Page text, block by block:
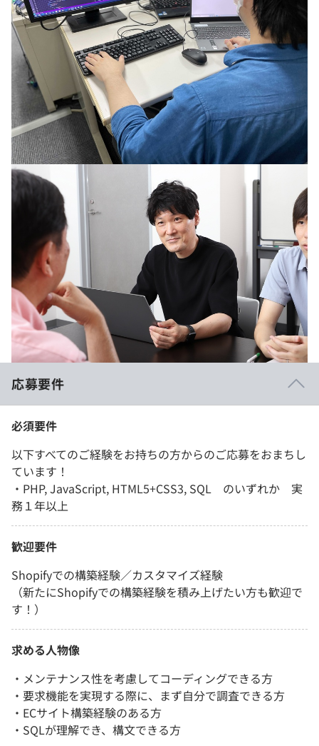
応募要件
必須要件
以下すべてのご経験をお持ちの方からのご応募をおまちし
ています！
・PHP, JavaScript, HTML5+CSS3, SQL のいずれか 実
務１年以上
歓迎要件
Shopifyでの構築経験／カスタマイズ経験
（新たにShopifyでの構築経験を積み上げたい方も歓迎で
す！）
求める人物像
・メンテナンス性を考慮してコーディングできる方
・要求機能を実現する際に、まず自分で調査できる方
・ECサイト構築経験のある方
・SQLが理解でき、構文できる方